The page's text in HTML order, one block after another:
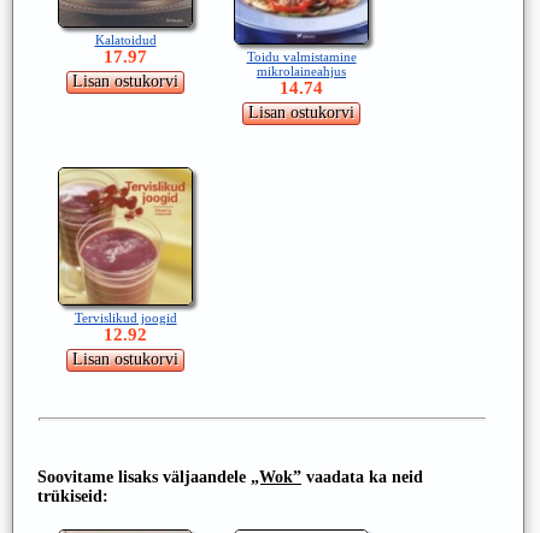
Kalatoidud
17.97
Toidu valmistamine
mikrolaineahjus
14.74
Tervislikud joogid
12.92
Soovitame lisaks väljaandele „Wok” vaadata ka neid
trükiseid: